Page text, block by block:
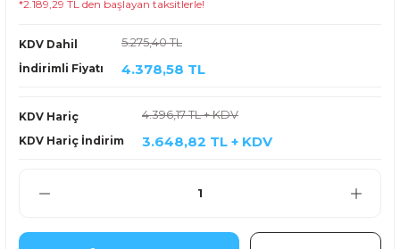
*2.189,29 TL den başlayan taksitlerle!
KDV Dahil
İndirimli Fiyatı
5.275,40 TL
4.378,58 TL
KDV Hariç
KDV Hariç İndirim
4.396,17 TL + KDV
3.648,82 TL + KDV